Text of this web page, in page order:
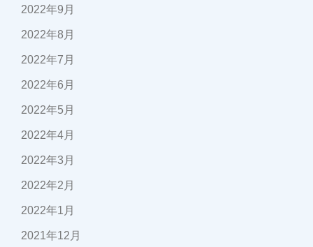
2022年9月
2022年8月
2022年7月
2022年6月
2022年5月
2022年4月
2022年3月
2022年2月
2022年1月
2021年12月